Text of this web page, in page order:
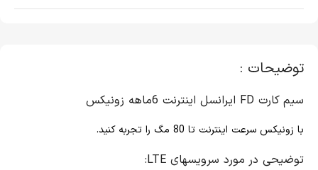
توضیحات :
سیم کارت FD ایرانسل اینترنت 6ماهه زونیکس
با زونیکس سرعت اینترنت تا 80 مگ را تجربه کنید.
توضیحی در مورد سرویسهای LTE: